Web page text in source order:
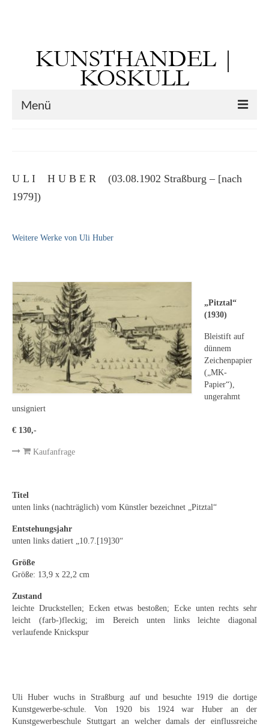
KUNSTHANDEL |
KOSKULL
Menü
Kunst vor 1900
George Paice
Johann Georg Strobel
Ludwig Martin Wilberg
Weitere Künstler nach 1945
Kunst 1900-1945
Emma Joos
Paul Segieth
Weitere Künstler 1900-1945
Hermann Dieste
August Lange-Brock
U L I H U B E R (03.08.1902 Straßburg – [nach
1979])
Weitere Werke von Uli Huber
„Pitztal“
(1930)
Bleistift auf
dünnem
Zeichenpapier
(„MK-
Papier“),
ungerahmt
unsigniert
€ 130,-
Kaufanfrage
Titel
unten links (nachträglich) vom Künstler bezeichnet „Pitztal“
Entstehungsjahr
unten links datiert „10.7.[19]30“
Größe
Größe: 13,9 x 22,2 cm
Zustand
leichte Druckstellen; Ecken etwas bestoßen; Ecke unten rechts sehr
leicht (farb-)fleckig; im Bereich unten links leichte diagonal
verlaufende Knickspur
Uli Huber wuchs in Straßburg auf und besuchte 1919 die dortige
Kunstgewerbe-schule. Von 1920 bis 1924 war Huber an der
Kunstgewerbeschule Stuttgart an welcher damals der einflussreiche